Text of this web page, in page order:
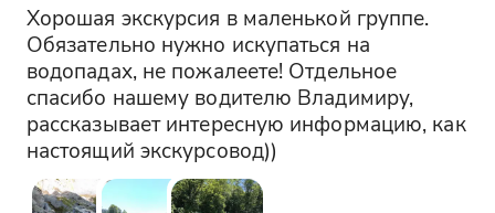
Хорошая экскурсия в маленькой группе.
Обязательно нужно искупаться на
водопадах, не пожалеете! Отдельное
спасибо нашему водителю Владимиру,
рассказывает интересную информацию, как
настоящий экскурсовод))